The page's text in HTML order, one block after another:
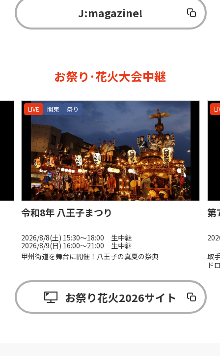
J:magazine!
お祭り･花火大会中継
LIVE 関東 祭り
令和8年 八王子まつり
2026/8/8(土) 15:30〜18:00 生中継
2026/8/9(日) 16:00〜21:00 生中継
甲州街道を舞台に開催！八王子の真夏の祭典
第
取
ド
お祭り花火2026サイト